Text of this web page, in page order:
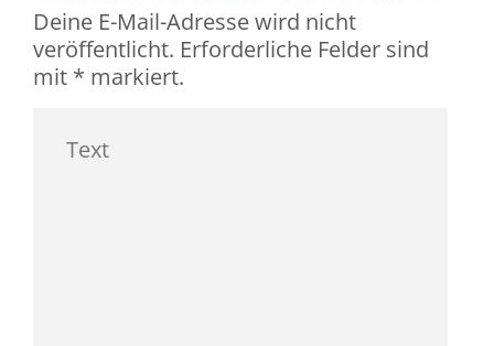
Deine E-Mail-Adresse wird nicht
veröffentlicht. Erforderliche Felder sind
mit * markiert.